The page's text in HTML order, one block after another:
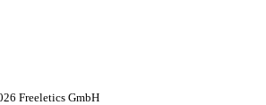
Freeletics GmbH